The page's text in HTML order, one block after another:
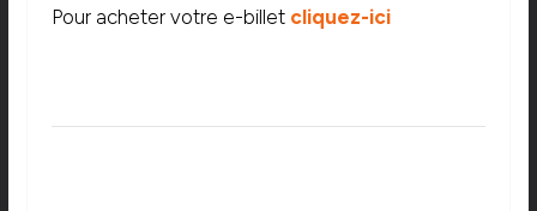
Pour acheter votre e-billet cliquez-ici